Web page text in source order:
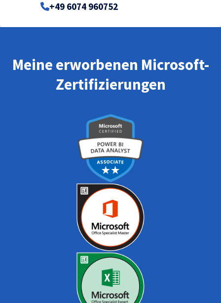
+49 6074 960752
Meine erworbenen Microsoft-
Zertifizierungen